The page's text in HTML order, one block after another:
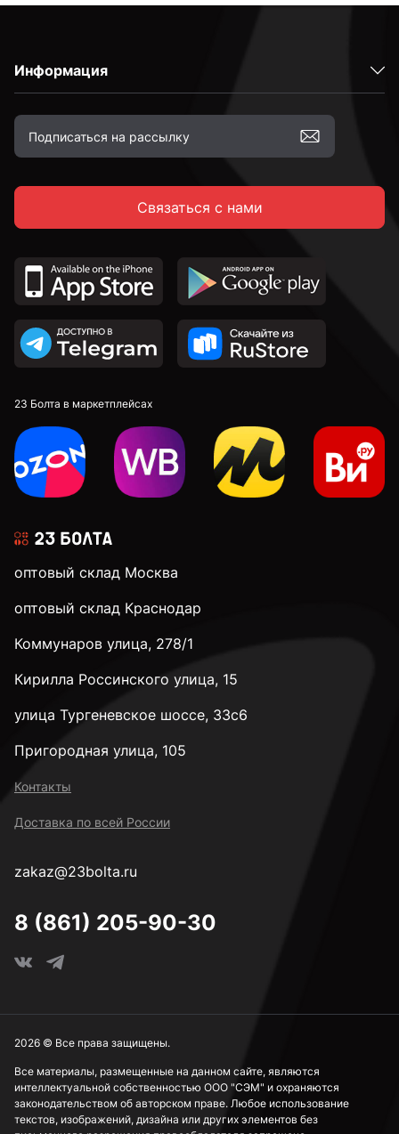
Информация
Связаться с нами
23 Болта в маркетплейсах
оптовый склад Москва
оптовый склад Краснодар
Коммунаров улица, 278/1
Кирилла Россинского улица, 15
улица Тургеневское шоссе, 33с6
Пригородная улица, 105
Контакты
Доставка по всей России
zakaz@23bolta.ru
8 (861) 205-90-30
Все материалы, размещенные на данном сайте, являются
интеллектуальной собственностью ООО "СЭМ" и охраняются
законодательством об авторском праве. Любое использование
текстов, изображений, дизайна или других элементов без
2026 © Все права защищены.